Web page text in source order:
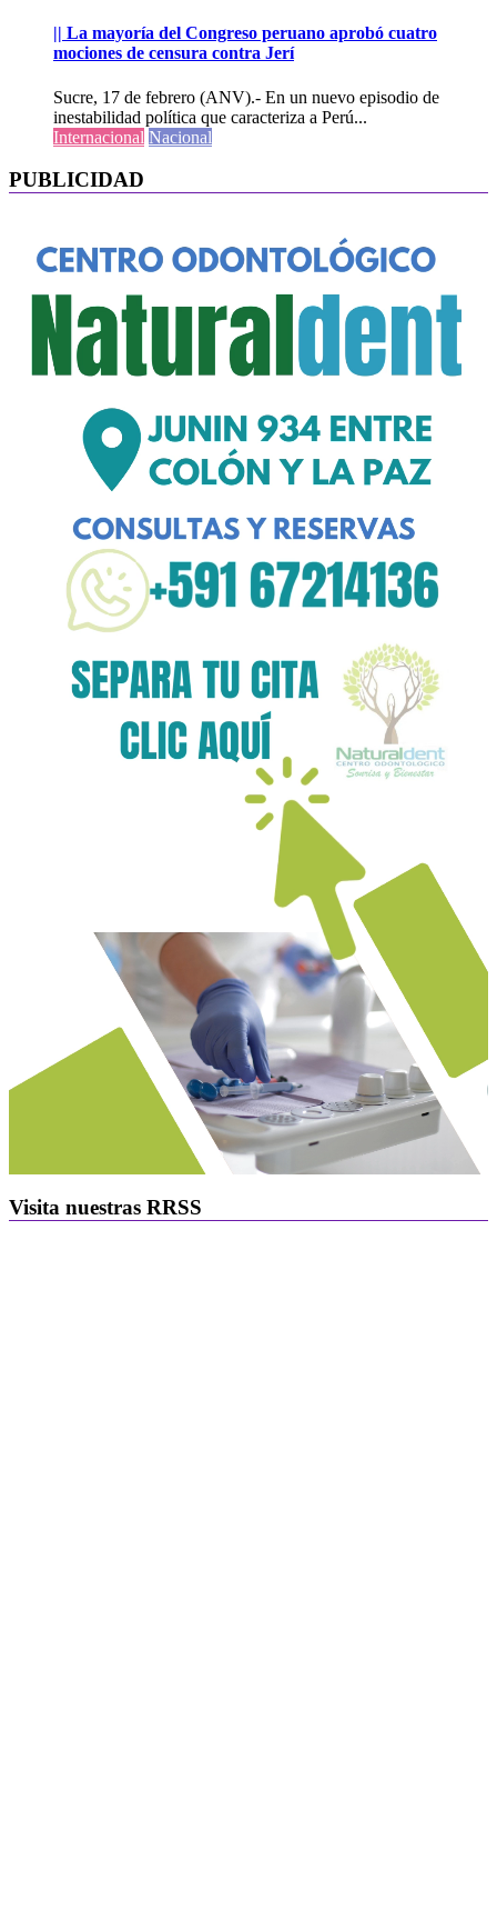
|| La mayoría del Congreso peruano aprobó cuatro
mociones de censura contra Jerí
Sucre, 17 de febrero (ANV).- En un nuevo episodio de
inestabilidad política que caracteriza a Perú...
Internacional Nacional
PUBLICIDAD
Visita nuestras RRSS